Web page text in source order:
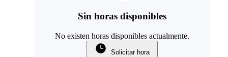
Sin horas disponibles
No existen horas disponibles actualmente.
Solicitar hora